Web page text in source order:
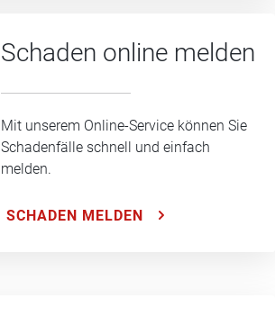
Schaden online melden
Mit unserem Online-Service können Sie
Schadenfälle schnell und einfach
melden.
SCHADEN MELDEN